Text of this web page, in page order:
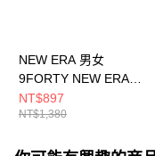
NEW ERA 男女
9FORTY NEW ERA
9FORTY NE 白
NE14499988
NT$897
NT$1,380